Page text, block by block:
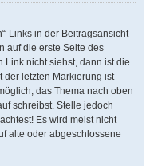
Links in der Beitragsansicht
auf die erste Seite des
Link nicht siehst, dann ist die
der letzten Markierung ist
das Thema nach oben
schreibst. Stelle jedoch
Es wird meist nicht
alte oder abgeschlossene